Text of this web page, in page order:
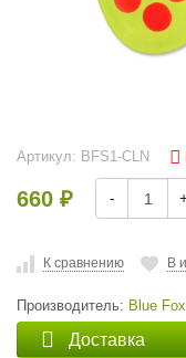
Артикул: BFS1-CLN
660 ₽ -
К сравнению В
Производитель: Blue Fox
Доставка